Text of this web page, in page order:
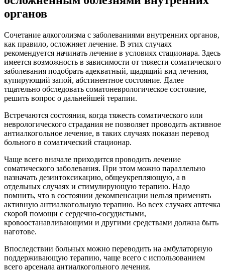
органов
Сочетание алкоголизма с заболеваниями внутренних органов,
как правило, осложняет лечение. В этих случаях
рекомендуется начинать лечение в условиях стационара. Здесь
имеется возможность в зависимости от тяжести соматического
заболевания подобрать адекватный, щадящий вид лечения,
купирующий запой, абстинентное состояние. Далее
тщательно обследовать соматоневрологическое состояние,
решить вопрос о дальнейшей терапии.
Встречаются состояния, когда тяжесть соматического или
неврологического страдания не позволяет проводить активное
антиалкогольное лечение, в таких случаях показан перевод
больного в соматический стационар.
Чаще всего вначале приходится проводить лечение
соматического заболевания. При этом можно параллельно
назначать дезинтоксикацию, общеукрепляющую, а в
отдельных случаях и стимулирующую терапию. Надо
помнить, что в состоянии декомпенсации нельзя применять
активную антиалкогольную терапию. Во всех случаях аптечка
скорой помощи с сердечно-сосудистыми,
кровоостанавливающими и другими средствами должна быть
наготове.
Впоследствии больных можно переводить на амбулаторную
поддерживающую терапию, чаще всего с использованием
всего арсенала антиалкогольного лечения.